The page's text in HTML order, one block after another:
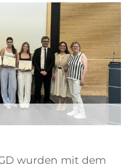
wurden mit dem